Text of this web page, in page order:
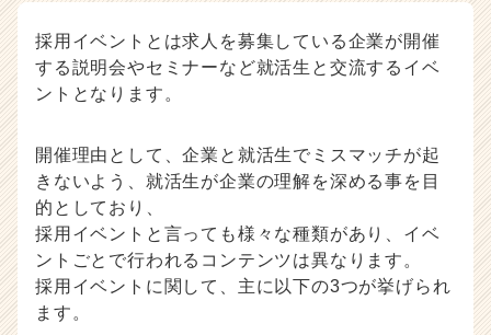
採
用
ウ
記
ベ
ン
チ
採用イベントとは求人を募集している企業が開催
する説明会やセミナーなど就活生と交流するイベ
ントとなります。
開催理由として、企業と就活生でミスマッチが起
きないよう、就活生が企業の理解を深める事を目
的としており、
採用イベントと言っても様々な種類があり、イベ
ントごとで行われるコンテンツは異なります。
採用イベントに関して、主に以下の3つが挙げられ
ます。